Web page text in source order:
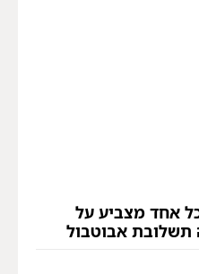
אחד מצביע על
אבוטבול